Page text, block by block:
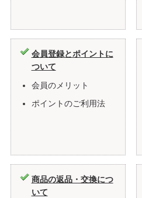
会員登録とポイントに
ついて
会員のメリット
ポイントのご利用法
商品の返品・交換につ
いて